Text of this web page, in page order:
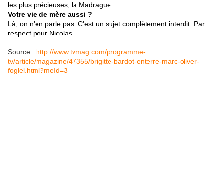
les plus précieuses, la Madrague...
Votre vie de mère aussi ?
Là, on n'en parle pas. C'est un sujet complètement interdit. Par
respect pour Nicolas.
Source : http://www.tvmag.com/programme-
tv/article/magazine/47355/brigitte-bardot-enterre-marc-oliver-
fogiel.html?meId=3